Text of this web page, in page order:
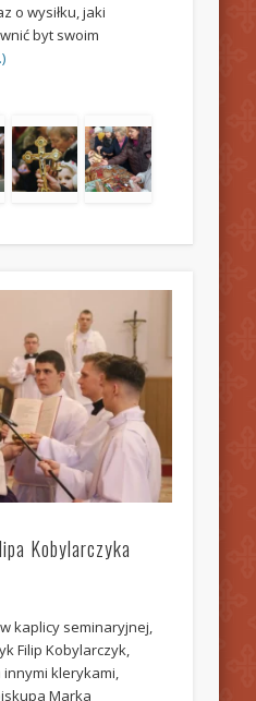
o wysiłku, jaki
byt swoim
Kobylarczyka
kaplicy seminaryjnej,
Filip Kobylarczyk,
innymi klerykami,
Marka